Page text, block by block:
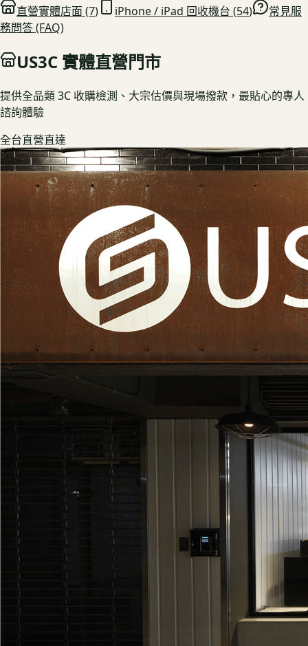
直營實體店面 (7) iPhone / iPad 回收機台 (54)
常見服
務問答 (FAQ)
US3C 實體直營門市
提供全品類 3C 收購檢測、大宗估價與現場撥款，最貼心的專人
諮詢體驗
全台直營直達